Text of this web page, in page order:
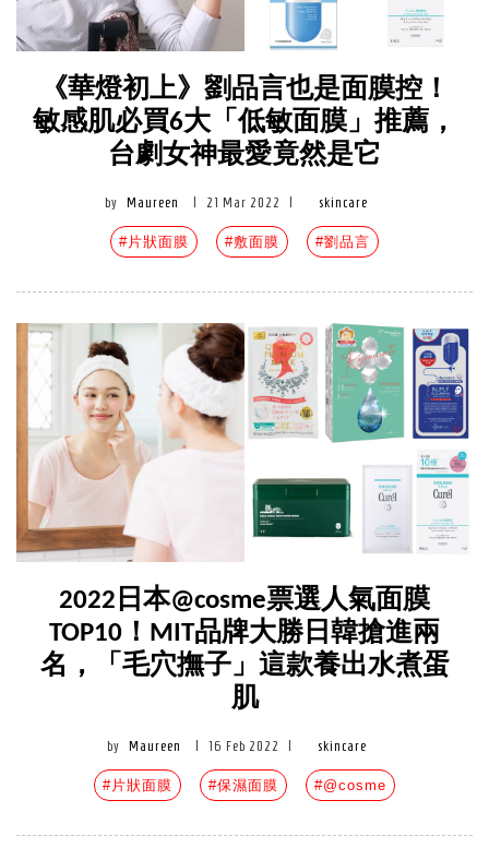
《華燈初上》劉品言也是面膜控！
敏感肌必買6大「低敏面膜」推薦，
台劇女神最愛竟然是它
by Maureen 21 Mar 2022 skincare
#片狀面膜 #敷面膜 #劉品言
2022日本@cosme票選人氣面膜
TOP10！MIT品牌大勝日韓搶進兩
名，「毛穴撫子」這款養出水煮蛋
肌
by Maureen 16 Feb 2022 skincare
#片狀面膜 #保濕面膜 #@cosme